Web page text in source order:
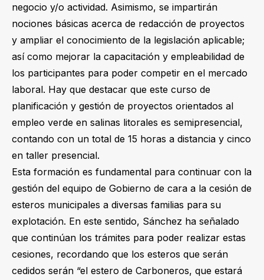
negocio y/o actividad. Asimismo, se impartirán
nociones básicas acerca de redacción de proyectos
y ampliar el conocimiento de la legislación aplicable;
así como mejorar la capacitación y empleabilidad de
los participantes para poder competir en el mercado
laboral. Hay que destacar que este curso de
planificación y gestión de proyectos orientados al
empleo verde en salinas litorales es semipresencial,
contando con un total de 15 horas a distancia y cinco
en taller presencial.
Esta formación es fundamental para continuar con la
gestión del equipo de Gobierno de cara a la cesión de
esteros municipales a diversas familias para su
explotación. En este sentido, Sánchez ha señalado
que continúan los trámites para poder realizar estas
cesiones, recordando que los esteros que serán
cedidos serán “el estero de Carboneros, que estará